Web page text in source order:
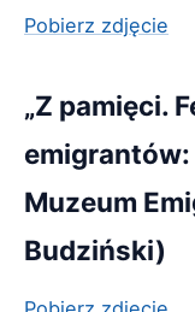
Pobierz zdjęcie
„Z pamięci.
emigrantów:
Muzeum
Budziński)